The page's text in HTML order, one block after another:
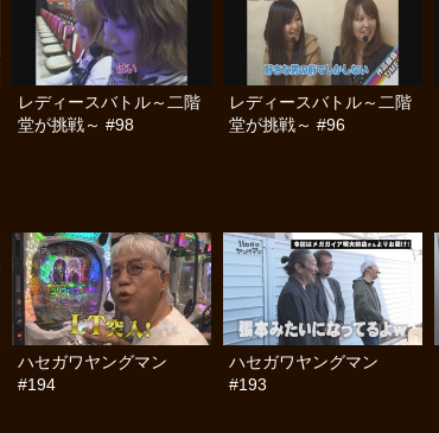
レディースバトル～二階
堂が挑戦～ #98
レディースバトル～二階
堂が挑戦～ #96
ハセガワヤングマン
#194
ハセガワヤングマン
#193